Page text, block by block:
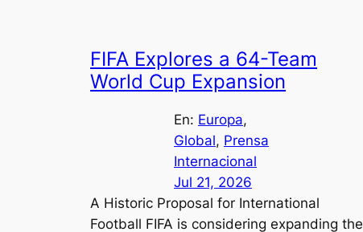
FIFA Explores a 64-Team
World Cup Expansion
En: Europa
Global, Prensa
Internacional
Jul 21, 2026
A Historic Proposal for International
Football FIFA is considering expanding the